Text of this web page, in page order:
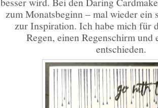
zum Monatsbeginn – mal wieder ein
zur Inspiration. Ich habe mich für
Regen, einen Regenschirm
entschieden.